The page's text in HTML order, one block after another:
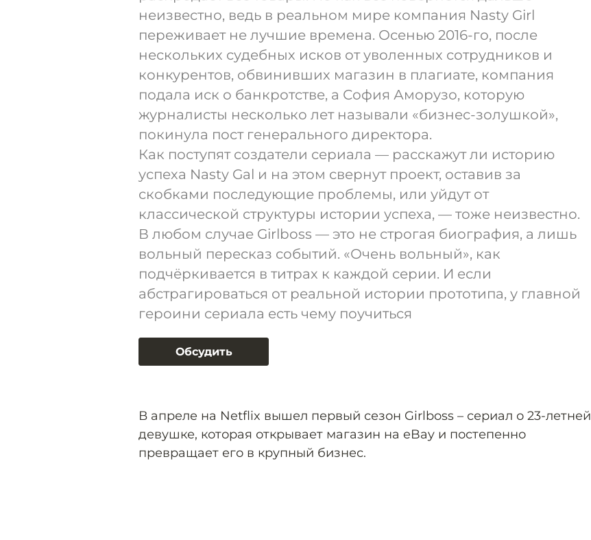
неизвестно, ведь в реальном мире компания Nasty Girl
переживает не лучшие времена. Осенью 2016-го, после
нескольких судебных исков от уволенных сотрудников и
конкурентов, обвинивших магазин в плагиате, компания
подала иск о банкротстве, а София Аморузо, которую
журналисты несколько лет называли «бизнес-золушкой»,
покинула пост генерального директора.
Как поступят создатели сериала — расскажут ли историю
успеха Nasty Gal и на этом свернут проект, оставив за
скобками последующие проблемы, или уйдут от
классической структуры истории успеха, — тоже неизвестно.
В любом случае Girlboss — это не строгая биография, а лишь
вольный пересказ событий. «Очень вольный», как
подчёркивается в титрах к каждой серии. И если
абстрагироваться от реальной истории прототипа, у главной
героини сериала есть чему поучиться
Обсудить
В апреле на Netflix вышел первый сезон Girlboss – сериал о 23-летней
девушке, которая открывает магазин на eBay и постепенно
превращает его в крупный бизнес.